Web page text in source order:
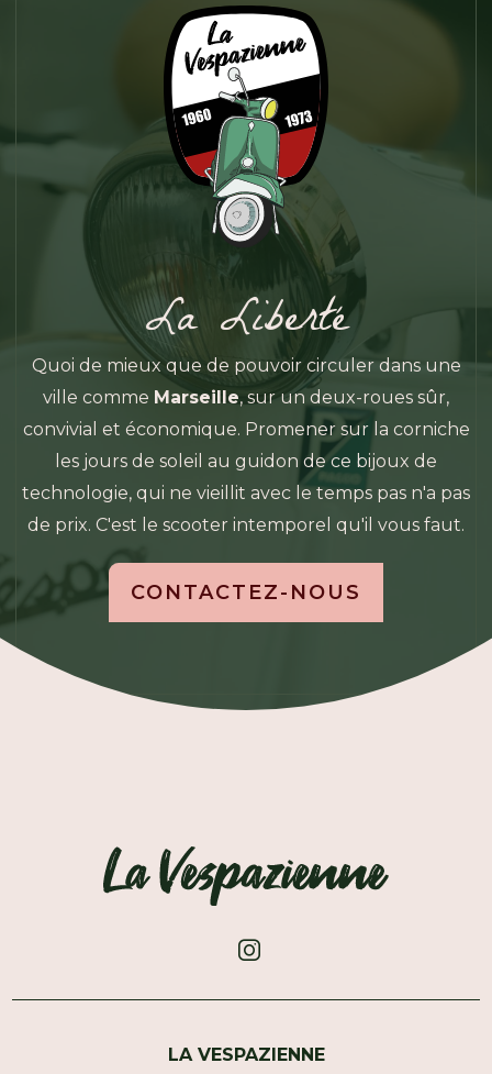
La Liberté
Quoi de mieux que de pouvoir circuler dans une
ville comme Marseille, sur un deux-roues sûr,
convivial et économique. Promener sur la corniche
les jours de soleil au guidon de ce bijoux de
technologie, qui ne vieillit avec le temps pas n'a pas
de prix. C'est le scooter intemporel qu'il vous faut.
CONTACTEZ-NOUS
LA VESPAZIENNE